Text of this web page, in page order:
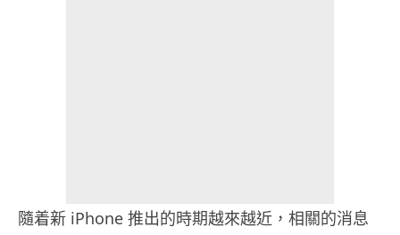
隨着新 iPhone 推出的時期越來越近，相關的消息